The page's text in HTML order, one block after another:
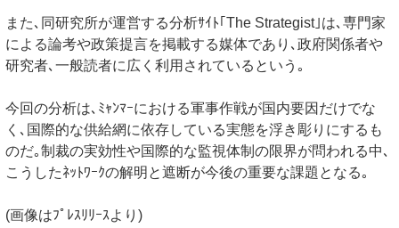
また､同研究所が運営する分析ｻｲﾄ｢The Strategist｣は､専門家
による論考や政策提言を掲載する媒体であり､政府関係者や
研究者､一般読者に広く利用されているという｡
今回の分析は､ﾐｬﾝﾏｰにおける軍事作戦が国内要因だけでな
く､国際的な供給網に依存している実態を浮き彫りにするも
のだ｡制裁の実効性や国際的な監視体制の限界が問われる中､
こうしたﾈｯﾄﾜｰｸの解明と遮断が今後の重要な課題となる｡
(画像はﾌﾟﾚｽﾘﾘｰｽより)